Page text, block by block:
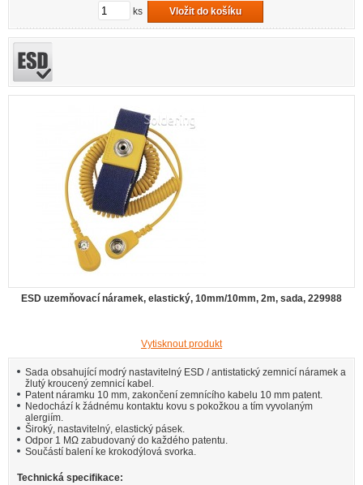
ks Vložit do košíku
ESD uzemňovací náramek, elastický, 10mm/10mm, 2m, sada, 229988
Vytisknout produkt
Sada obsahující modrý nastavitelný ESD / antistatický zemnicí náramek a
žlutý kroucený zemnicí kabel.
Patent náramku 10 mm, zakončení zemnícího kabelu 10 mm patent.
Nedochází k žádnému kontaktu kovu s pokožkou a tím vyvolaným
alergiím.
Široký, nastavitelný, elastický pásek.
Odpor 1 MΩ zabudovaný do každého patentu.
Součástí balení ke krokodýlová svorka.
Technická specifikace: